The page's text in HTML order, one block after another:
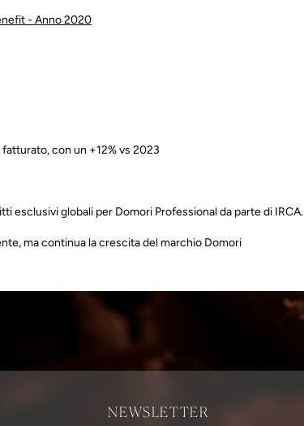
- Anno 2020
con un +12% vs 2023
esclusivi globali per Domori Professional da parte di IRCA.
ma continua la crescita del marchio Domori
NEWSLETTER